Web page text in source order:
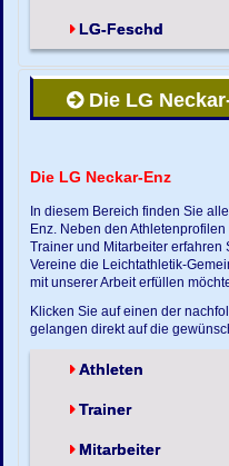
LG-Feschd
Die LG
Die LG Neckar-Enz
In diesem Bereich finden Sie
Enz. Neben den
Trainer und Mitarbeiter erfahren
Vereine die Leichtathletik-
mit unserer Arbeit erfüllen
Klicken Sie auf einen der
gelangen direkt auf die
Athleten
Trainer
Mitarbeiter